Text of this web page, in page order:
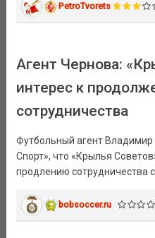
PetroTvorets
Агент Чернова:
интерес к
сотрудничества
Футбольный агент Владимир
Спорт», что «Крылья
продлению сотрудничества
bobsoccer.ru